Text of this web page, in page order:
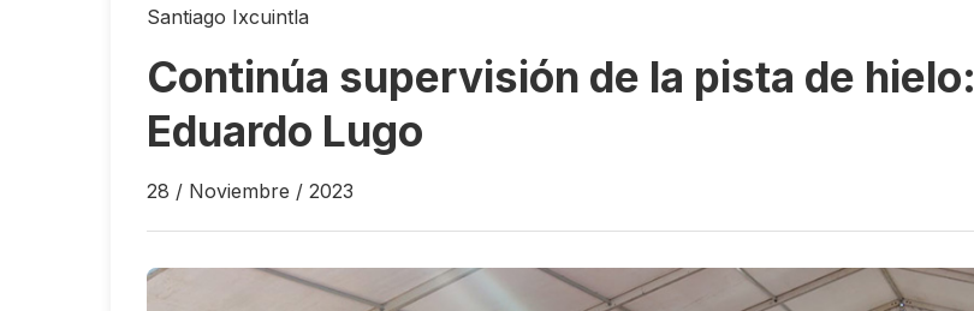
Santiago Ixcuintla
Continúa supervisión de la pista de hielo:
Eduardo Lugo
28 / Noviembre / 2023